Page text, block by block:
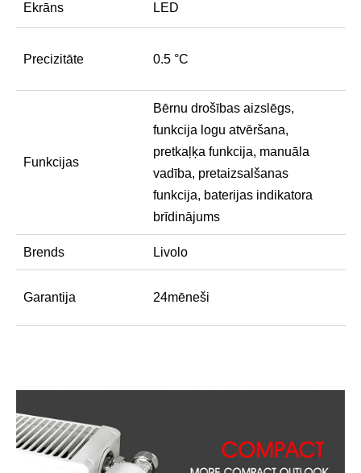
Ekrāns LED
Precizitāte 0.5 °C
Funkcijas
Bērnu drošības aizslēgs,
funkcija logu atvēršana,
pretkaļķa funkcija, manuāla
vadība, pretaizsalšanas
funkcija, baterijas indikatora
brīdinājums
Brends Livolo
Garantija 24mēneši